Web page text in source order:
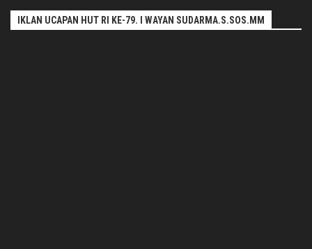
IKLAN UCAPAN HUT RI KE-79. I WAYAN SUDARMA.S.SOS.MM